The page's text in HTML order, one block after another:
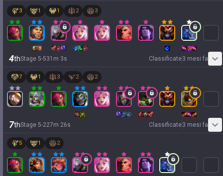
3 1 1 2 3
4thStage 5-531 m 3s Classificate3 mesi fa
7 1 3 2 2
7thStage 5-227m 26s Classificate3 mesi fa
5 1 2